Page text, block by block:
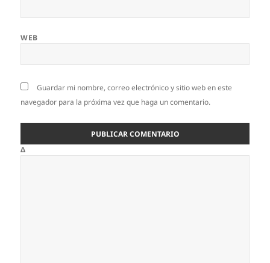
WEB
Guardar mi nombre, correo electrónico y sitio web en este
navegador para la próxima vez que haga un comentario.
Δ